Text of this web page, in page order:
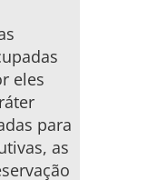
eles
para
as